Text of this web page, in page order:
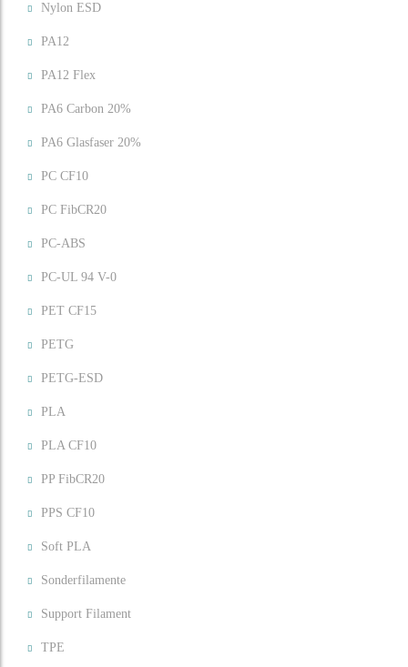
Nylon ESD
PA12
PA12 Flex
PA6 Carbon 20%
PA6 Glasfaser 20%
PC CF10
PC FibCR20
PC-ABS
PC-UL 94 V-0
PET CF15
PETG
PETG-ESD
PLA
PLA CF10
PP FibCR20
PPS CF10
Soft PLA
Sonderfilamente
Support Filament
TPE